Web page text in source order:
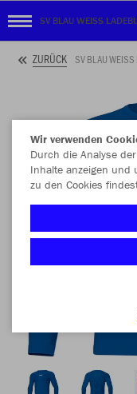
SV BLAU WEISS
ZURÜCK SV BLAU
Wir verwenden
Durch die Analyse
Inhalte anzeigen und
zu den Cookies